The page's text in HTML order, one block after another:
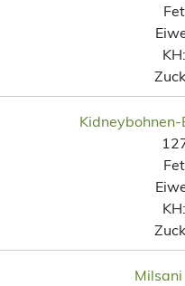
KH:
Kidneybohnen-
KH: